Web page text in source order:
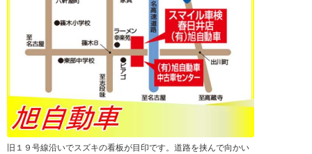
旧１９号線沿いでスズキの看板が目印です。道路を挟んで向かい